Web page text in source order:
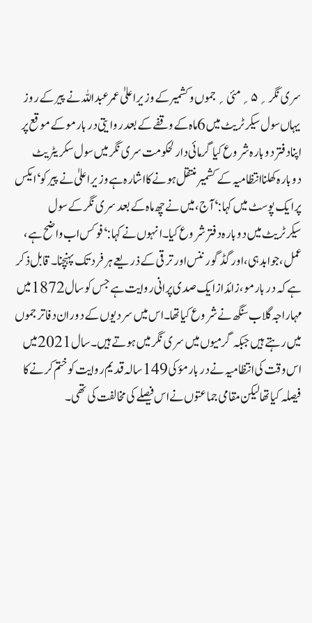
سری نگر؍۵؍مئی ؍ جموں و کشمیر کے وزیر اعلیٰ عمر عبداللہ نے پیر کے روز
یہاں سول سیکرٹریٹ میں 6 ماہ کے وقفے کے بعد روایتی در بار مو کے موقع پر
اپنا دفتر دوبارہ شروع کیا گرمائی دارلحکومت سری نگر میں سول سکریٹریٹ
دوبارہ کھلنا انتظامیہ کے کشمیر منتقل ہونے کا اشارہ ہے وزیر اعلیٰ نے پیر کو ‘ایکس
پر ایک پوسٹ میں کہا: ‘ آج، میں نے چھ ماہ کے بعد سری نگر کے سول
سیکرٹریٹ میں دوبارہ دفتر شروع کیا۔انہوں نے کہا: ‘فوکس اب واضح ہے،
عمل، جوابدہی، اور گڈ گورننس اور ترقی کے ذریعے ہر فرد تک پہنچنا ۔قابل ذکر
ہے کہ دربار مو، زائد از ایک صدی پرانی روایت ہے جس کو سال 1872 میں
مہاراجہ گلاب سنگھ نے شروع کیا تھا۔اس میں سردیوں کے دوران دفاتر جموں
میں رہتے ہیں جبکہ گرمیوں میں سری نگر میں ہوتے ہیں۔سال 2021 میں
اس وقت کی انتظامیہ نے دربار مؤ کی 149 سالہ قدیم روایت کو ختم کرنے کا
فیصلہ کیا تھا لیکن مقامی جماعتوں نے اس فیصلے کی مخالفت کی تھی۔